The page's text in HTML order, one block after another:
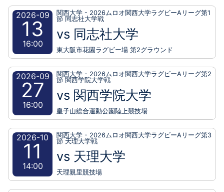
2026-09
13
16:00
関西大学 - 2026ムロオ関西大学ラグビーAリーグ第1
節 同志社大学戦
vs 同志社大学
東大阪市花園ラグビー場 第2グラウンド
2026-09
27
16:00
関西大学 - 2026ムロオ関西大学ラグビーAリーグ第2
節 関西学院大学戦
vs 関西学院大学
皇子山総合運動公園陸上競技場
2026-10
11
14:00
関西大学 - 2026ムロオ関西大学ラグビーAリーグ第3
節 天理大学戦
vs 天理大学
天理親里競技場